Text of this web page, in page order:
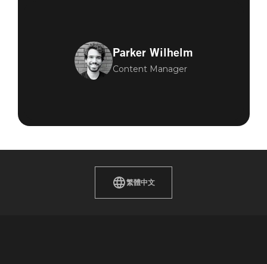
Parker Wilhelm
Content Manager
繁體中文